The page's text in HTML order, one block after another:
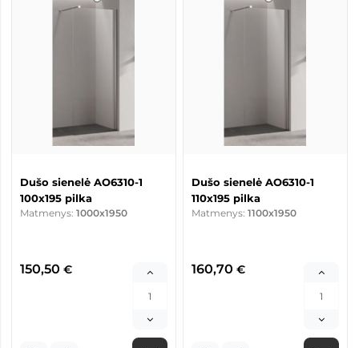
Dušo sienelė AO6310-1
100x195 pilka
Matmenys: 1000x1950
150,50 €
Dušo sienelė AO6310-1
110x195 pilka
Matmenys: 1100x1950
160,70 €